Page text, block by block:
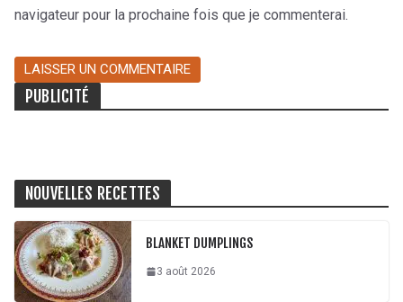
navigateur pour la prochaine fois que je commenterai.
PUBLICITÉ
NOUVELLES RECETTES
BLANKET DUMPLINGS
3 août 2026